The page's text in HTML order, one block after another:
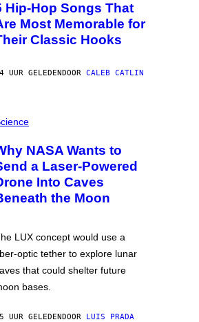
Hip-Hop Songs That
Most Memorable for
Classic Hooks
UUR GELEDENDOOR CALEB CATLIN
NASA Wants to
a Laser-Powered
Into Caves
the Moon
LUX concept would use a
optic tether to explore lunar
that could shelter future
bases.
UUR GELEDENDOOR LUIS PRADA